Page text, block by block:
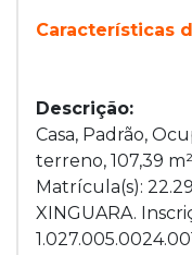
Características
Descrição:
Casa, Padrão,
terreno, 107,39
Matrícula(s):
XINGUARA.